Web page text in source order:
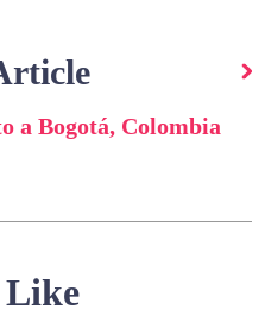
a Bogotá, Colombia
Like